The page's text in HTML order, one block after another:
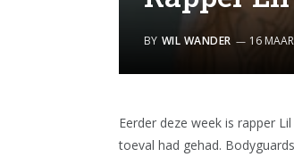
BY WIL WANDER 16
Eerder deze week is rapper
toeval had gehad.